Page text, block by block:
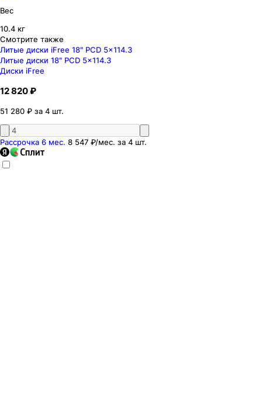
Вес
10.4 кг
Смотрите также
Литые диски iFree 18″ PCD 5x114.3
Литые диски 18″ PCD 5x114.3
Диски iFree
12 820 ₽
51 280 ₽ за 4 шт.
Рассрочка 6 мес. 8 547 ₽/мес. за 4 шт.